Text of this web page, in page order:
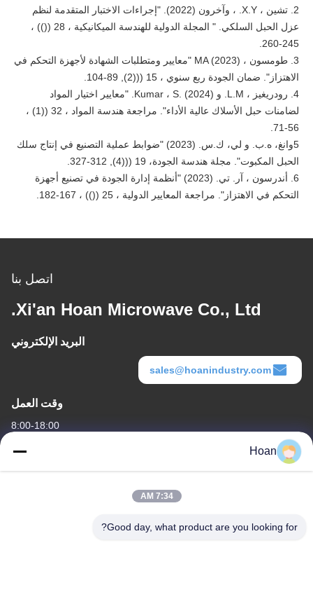
2. تشين ، X.Y. ، وآخرون (2022). "إجراءات الاختبار المتقدمة لنظم
عزل الحبل السلكي. " المجلة الدولية للهندسة الميكانيكية ، 28 (()) ،
245-260.
3. طومسون ، MA (2023) "معايير ومتطلبات الشهادة لأجهزة التحكم في
الاهتزاز". ضمان الجودة ربع سنوي ، 15 (((2), 89-104.
4. رودريغيز ، L.M. و Kumar ، S. (2024). "معايير اختيار المواد
لضامنات حبل الأسلاك عالية الأداء". مراجعة هندسة المواد ، 32 ((1) ،
56-71.
5وانغ، ه.ب. و لي، ك.س. (2023) "ضوابط عملية التصنيع في إنتاج سلك
الحبل المكبوت". مجلة هندسة الجودة، 19 (((4), 312-327.
6. أندرسون ، آر. تي. (2023) "أنظمة إدارة الجودة في تصنيع أجهزة
التحكم في الاهتزاز". مراجعة المعايير الدولية ، 25 (()) ، 167-182.
اتصل بنا
Xi'an Hoan Microwave Co., Ltd.
البريد الإلكتروني
sales@hoanindustry.com
وقت العمل
8:00-18:00
عنواننا Hoan
7:34 AM
Good day, what product are you looking for?